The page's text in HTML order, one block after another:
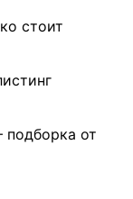
стоит
подборка от